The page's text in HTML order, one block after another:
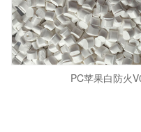
PC苹果白防火